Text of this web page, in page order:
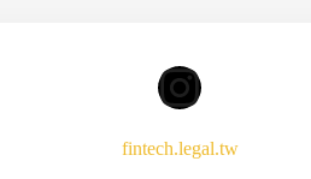
fintech.legal.tw